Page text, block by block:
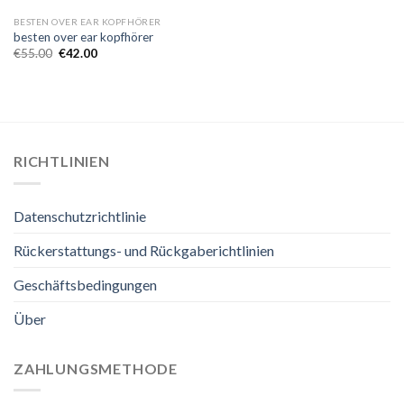
BESTEN OVER EAR KOPFHÖRER
besten over ear kopfhörer
€55.00 €42.00
RICHTLINIEN
Datenschutzrichtlinie
Rückerstattungs- und Rückgaberichtlinien
Geschäftsbedingungen
Über
ZAHLUNGSMETHODE